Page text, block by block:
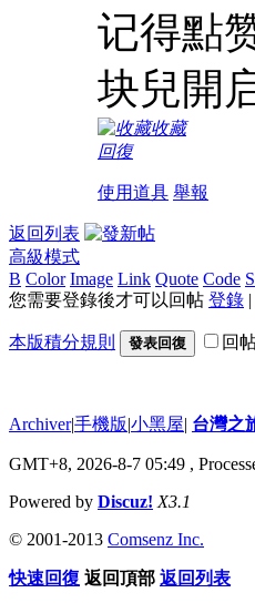
记得點
块兒開
收藏
回復
使用道具 舉報
返回列表
高級模式
B Color Image Link Quote Code
您需要登錄後才可以回帖 登錄 |
本版積分規則 發表回復 回
Archiver|手機版|小黑屋| 台灣之
GMT+8, 2026-8-7 05:49 ,
Powered by Discuz! X3.1
© 2001-2013 Comsenz Inc.
快速回復 返回頂部 返回列表